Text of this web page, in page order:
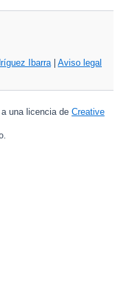
Ibarra| Aviso legal
una licencia de Creative